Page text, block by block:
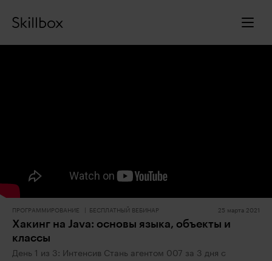
ПРОГРАММИРОВАНИЕ БЕСПЛАТНЫЙ ВЕБИНАР 25 марта 2021
Хакинг на Java: основы языка, объекты и
классы
День 1 из 3: Интенсив Стань агентом 007 за 3 дня с